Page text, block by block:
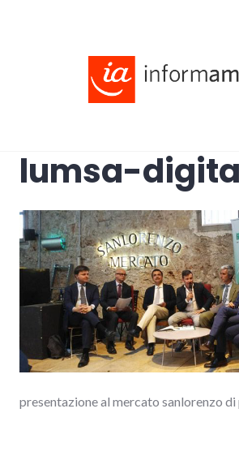
lumsa-
presentazione al mercato sanlorenzo di